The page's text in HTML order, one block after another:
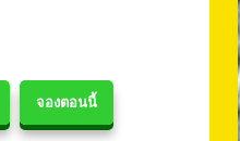
จองตอนนี้